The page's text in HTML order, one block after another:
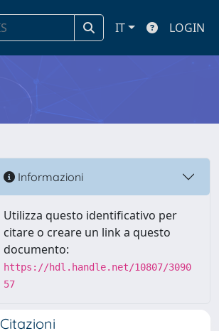
IT LOGIN
Informazioni
Utilizza questo identificativo per
citare o creare un link a questo
documento:
https://hdl.handle.net/10807/3090
57
Citazioni